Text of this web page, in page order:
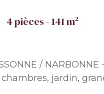
4 pièces - 141 m²
/ NARBONNE
jardin,